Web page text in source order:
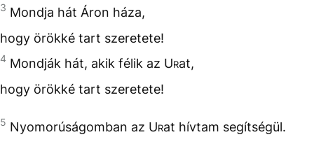
3 Mondja hát Áron háza,
hogy örökké tart szeretete!
4 Mondják hát, akik félik az Urat,
hogy örökké tart szeretete!
5 Nyomorúságomban az Urat hívtam segítségül.